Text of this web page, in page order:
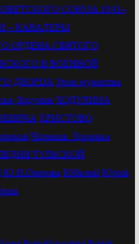
СОЮЗА 1941–
– КАВАЛЕРЫ
ОРДЕНА СВЯТОГО
В ВОЕННОЙ
ДВОРЦА Урок мужества
Ходулин ХОДУЛИНА
ХРИСТОВО
Чириков. Хроника
ТУЛЬСКОЙ
Ю.Н.Озерова Юбилей Юрий
Валерий Савостьянов Валерий